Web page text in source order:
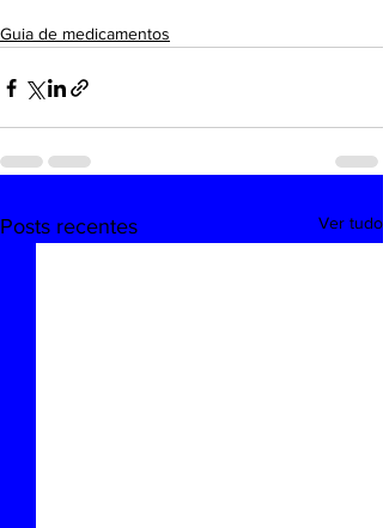
Guia de medicamentos
Posts recentes Ver tudo